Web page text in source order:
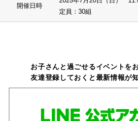
開催日時
定員：30組
お子さんと過ごせるイベントを
友達登録しておくと最新情報が